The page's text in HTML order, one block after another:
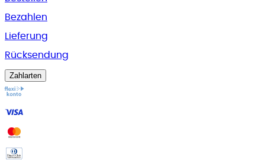
Bezahlen
Lieferung
Rücksendung
Zahlarten